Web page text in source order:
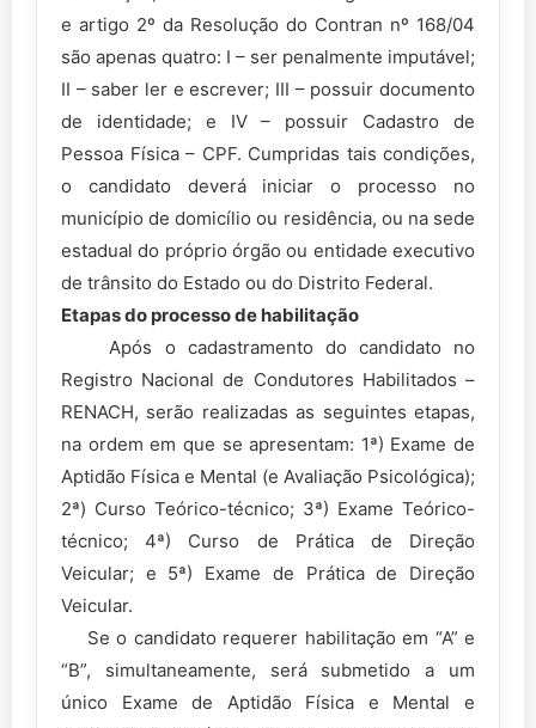
e artigo 2º da Resolução do Contran nº 168/04
são apenas quatro: I – ser penalmente imputável;
II – saber ler e escrever; III – possuir documento
de identidade; e IV – possuir Cadastro de
Pessoa Física – CPF. Cumpridas tais condições,
o candidato deverá iniciar o processo no
município de domicílio ou residência, ou na sede
estadual do próprio órgão ou entidade executivo
de trânsito do Estado ou do Distrito Federal.
Etapas do processo de habilitação
Após o cadastramento do candidato no
Registro Nacional de Condutores Habilitados –
RENACH, serão realizadas as seguintes etapas,
na ordem em que se apresentam: 1ª) Exame de
Aptidão Física e Mental (e Avaliação Psicológica);
2ª) Curso Teórico-técnico; 3ª) Exame Teórico-
técnico; 4ª) Curso de Prática de Direção
Veicular; e 5ª) Exame de Prática de Direção
Veicular.
Se o candidato requerer habilitação em “A” e
“B”, simultaneamente, será submetido a um
único Exame de Aptidão Física e Mental e